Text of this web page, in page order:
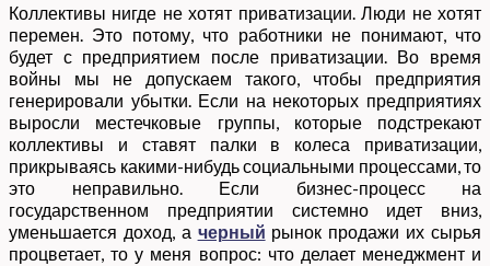
Коллективы нигде не хотят приватизации. Люди не хотят
перемен. Это потому, что работники не понимают, что
будет с предприятием после приватизации. Во время
войны мы не допускаем такого, чтобы предприятия
генерировали убытки. Если на некоторых предприятиях
выросли местечковые группы, которые подстрекают
коллективы и ставят палки в колеса приватизации,
прикрываясь какими-нибудь социальными процессами, то
это неправильно. Если бизнес-процесс на
государственном предприятии системно идет вниз,
уменьшается доход, а черный рынок продажи их сырья
процветает, то у меня вопрос: что делает менеджмент и